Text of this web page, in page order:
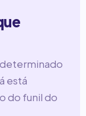
está
do funil do